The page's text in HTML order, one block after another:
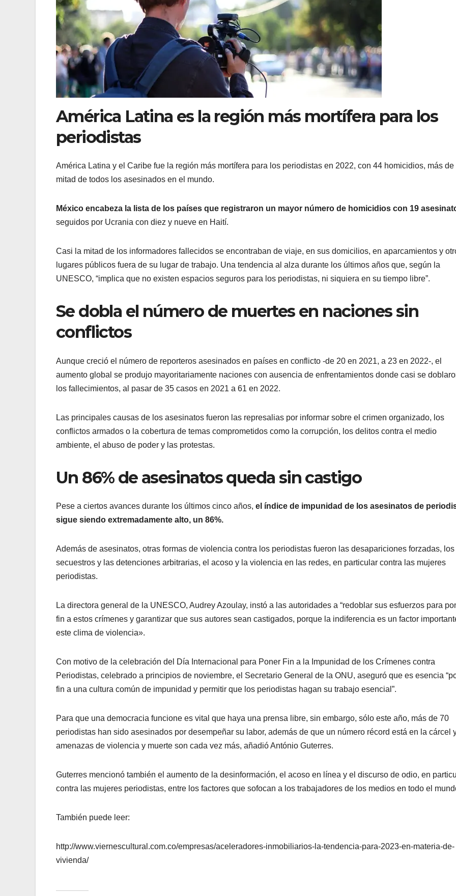
América Latina es la región más mortífera para los
periodistas
América Latina y el Caribe fue la región más mortífera para los periodistas en 2022, con 44 homicidios, más de
mitad de todos los asesinados en el mundo.
México encabeza la lista de los países que registraron un mayor número de homicidios con 19
seguidos por Ucrania con diez y nueve en Haití.
Casi la mitad de los informadores fallecidos se encontraban de viaje, en sus domicilios, en aparcamientos y
lugares públicos fuera de su lugar de trabajo. Una tendencia al alza durante los últimos años que, según la
UNESCO, “implica que no existen espacios seguros para los periodistas, ni siquiera en su tiempo libre”.
Se dobla el número de muertes en naciones sin
conflictos
Aunque creció el número de reporteros asesinados en países en conflicto -de 20 en 2021, a 23 en 2022-, el
aumento global se produjo mayoritariamente naciones con ausencia de enfrentamientos donde casi se
los fallecimientos, al pasar de 35 casos en 2021 a 61 en 2022.
Las principales causas de los asesinatos fueron las represalias por informar sobre el crimen organizado, los
conflictos armados o la cobertura de temas comprometidos como la corrupción, los delitos contra el medio
ambiente, el abuso de poder y las protestas.
Un 86% de asesinatos queda sin castigo
Pese a ciertos avances durante los últimos cinco años, el índice de impunidad de los asesinatos de
sigue siendo extremadamente alto, un 86%.
Además de asesinatos, otras formas de violencia contra los periodistas fueron las desapariciones forzadas, los
secuestros y las detenciones arbitrarias, el acoso y la violencia en las redes, en particular contra las mujeres
periodistas.
La directora general de la UNESCO, Audrey Azoulay, instó a las autoridades a “redoblar sus esfuerzos para
fin a estos crímenes y garantizar que sus autores sean castigados, porque la indiferencia es un factor
este clima de violencia».
Con motivo de la celebración del Día Internacional para Poner Fin a la Impunidad de los Crímenes contra
Periodistas, celebrado a principios de noviembre, el Secretario General de la ONU, aseguró que es esencia
fin a una cultura común de impunidad y permitir que los periodistas hagan su trabajo esencial”.
Para que una democracia funcione es vital que haya una prensa libre, sin embargo, sólo este año, más de 70
periodistas han sido asesinados por desempeñar su labor, además de que un número récord está en la cárcel
amenazas de violencia y muerte son cada vez más, añadió António Guterres.
Guterres mencionó también el aumento de la desinformación, el acoso en línea y el discurso de odio, en
contra las mujeres periodistas, entre los factores que sofocan a los trabajadores de los medios en todo el
También puede leer:
http://www.viernescultural.com.co/empresas/aceleradores-inmobiliarios-la-tendencia-para-2023-en-materia-de-
vivienda/